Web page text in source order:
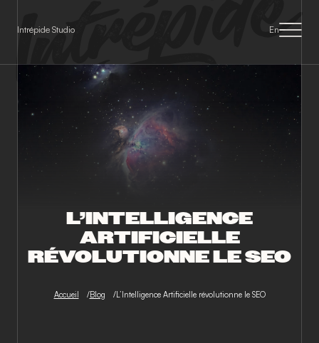
Intrépide Studio En
L’INTELLIGENCE
ARTIFICIELLE
RÉVOLUTIONNE LE SEO
Accueil Blog L’Intelligence Artificielle révolutionne le SEO